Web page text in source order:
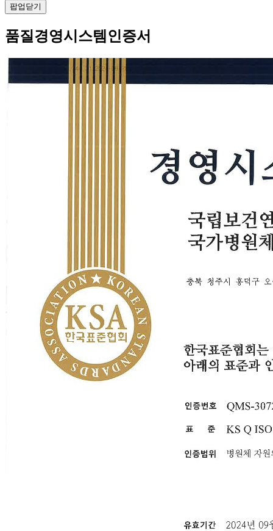
팝업닫기
품질경영시스템인증서